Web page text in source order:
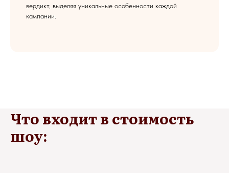
вердикт, выделяя уникальные особенности каждой
кампании.
Что входит в стоимость
шоу: